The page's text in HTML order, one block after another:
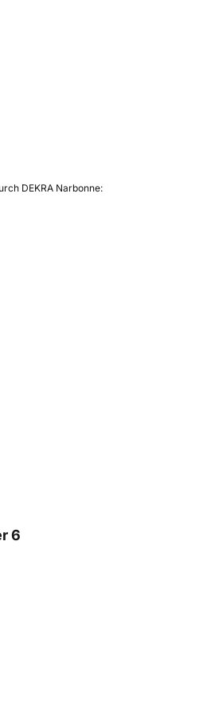
DEKRA Narbonne:
6